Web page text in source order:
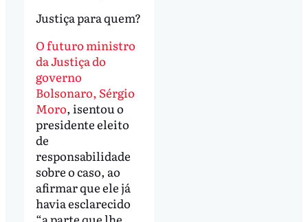
Justiça para quem?
O futuro ministro
da Justiça do
governo
Bolsonaro, Sérgio
Moro, isentou o
presidente eleito
de
responsabilidade
sobre o caso, ao
afirmar que ele já
havia esclarecido